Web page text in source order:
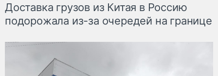
Доставка грузов из Китая в Россию
подорожала из-за очередей на границе